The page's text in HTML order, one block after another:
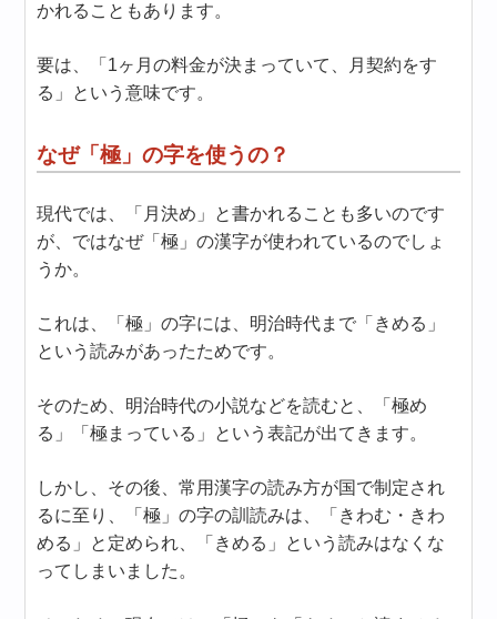
かれることもあります。
要は、「1ヶ月の料金が決まっていて、月契約をす
る」という意味です。
なぜ「極」の字を使うの？
現代では、「月決め」と書かれることも多いのです
が、ではなぜ「極」の漢字が使われているのでしょ
うか。
これは、「極」の字には、明治時代まで「きめる」
という読みがあったためです。
そのため、明治時代の小説などを読むと、「極め
る」「極まっている」という表記が出てきます。
しかし、その後、常用漢字の読み方が国で制定され
るに至り、「極」の字の訓読みは、「きわむ・きわ
める」と定められ、「きめる」という読みはなくな
ってしまいました。